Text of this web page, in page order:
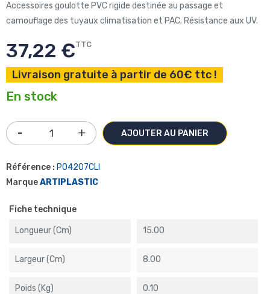
Accessoires goulotte PVC rigide destinée au passage et
camouflage des tuyaux climatisation et PAC. Résistance aux UV.
37,22 €TTC
Livraison gratuite à partir de 60€ ttc !
En stock
AJOUTER AU PANIER
Référence : P04207CLI
MarqueARTIPLASTIC
Fiche technique
Longueur (cm) 15.00
Largeur (cm) 8.00
Poids (kg) 0.10